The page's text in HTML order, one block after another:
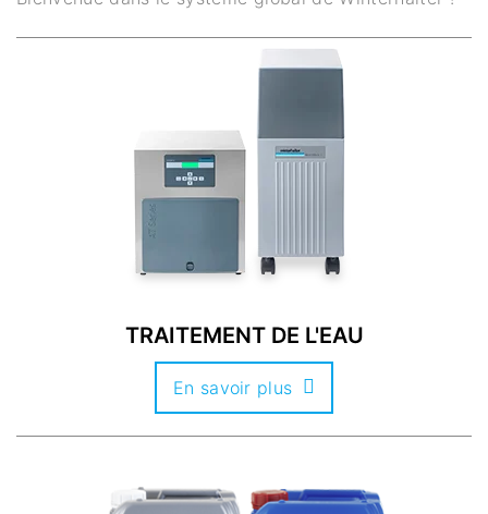
TRAITEMENT DE L'EAU
En savoir plus